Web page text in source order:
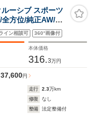
ーシブ スポーツ
方位/純正AW/ド
ーター/エアシー
リングヒーター/
イン相談可 360°画像付
本体価格
316.3万円
37,600円
走行 2.3万km
修復
なし
整備
法定整備付